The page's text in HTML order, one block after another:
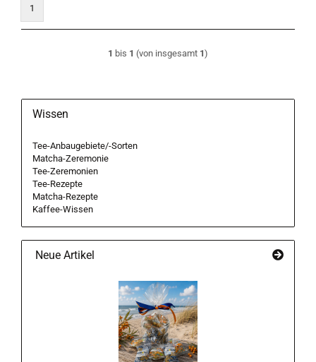
1
1 bis 1 (von insgesamt 1)
Wissen
Tee-Anbaugebiete/-Sorten
Matcha-Zeremonie
Tee-Zeremonien
Tee-Rezepte
Matcha-Rezepte
Kaffee-Wissen
Neue Artikel